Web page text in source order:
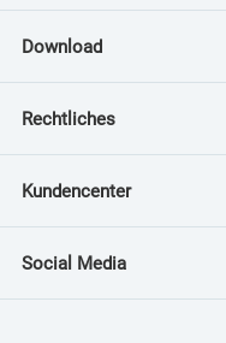
Download
Rechtliches
Kundencenter
Social Media